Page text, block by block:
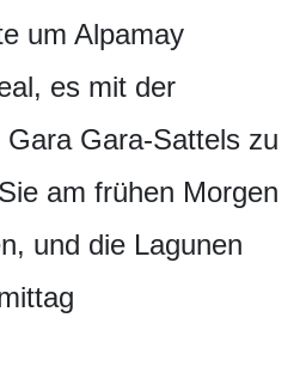
um Alpamay
es mit der
Gara-Sattels zu
am frühen Morgen
und die Lagunen